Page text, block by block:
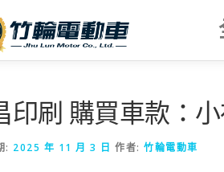
印刷 購買車款：
: 2025 年 11 月 3 日 作者: 竹輪電動車